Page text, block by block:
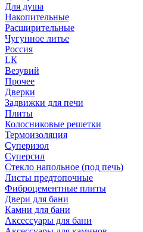
Для душа
Накопительные
Расширительные
Чугунное литье
Россия
LК
Везувий
Прочее
Дверки
Задвижки для печи
Плиты
Колосниковые решетки
Термоизоляция
Суперизол
Суперсил
Стекло напольное (под печь)
Листы предтопочные
Фиброцементные плиты
Двери для бани
Камни для бани
Аксессуары для бани